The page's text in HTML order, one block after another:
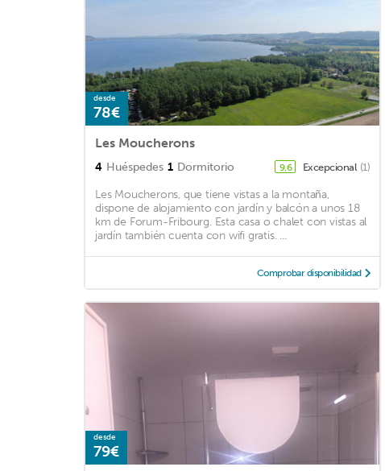
desde
78€
Les Moucherons
4 Huéspedes 1 Dormitorio 9,6 Excepcional (1)
Les Moucherons, que tiene vistas a la montaña,
dispone de alojamiento con jardín y balcón a unos 18
km de Forum-Fribourg. Esta casa o chalet con vistas al
jardín también cuenta con wifi gratis. ...
Comprobar disponibilidad
desde
79€